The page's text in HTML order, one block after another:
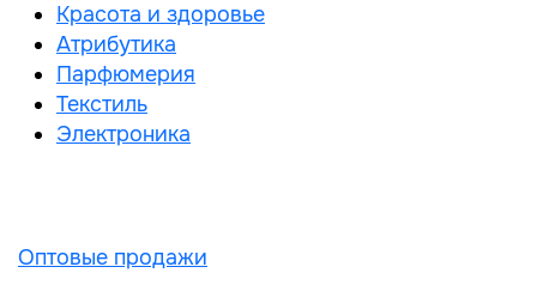
Красота и здоровье
Атрибутика
Парфюмерия
Текстиль
Электроника
Оптовые продажи